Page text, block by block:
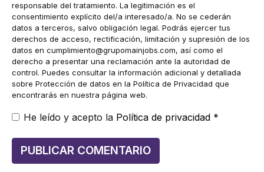
responsable del tratamiento. La legitimación es el
consentimiento explícito del/a interesado/a. No se cederán
datos a terceros, salvo obligación legal. Podrás ejercer tus
derechos de acceso, rectificación, limitación y supresión de los
datos en cumplimiento@grupomainjobs.com, así como el
derecho a presentar una reclamación ante la autoridad de
control. Puedes consultar la información adicional y detallada
sobre Protección de datos en la Política de Privacidad que
encontrarás en nuestra página web.
He leído y acepto la Política de privacidad *